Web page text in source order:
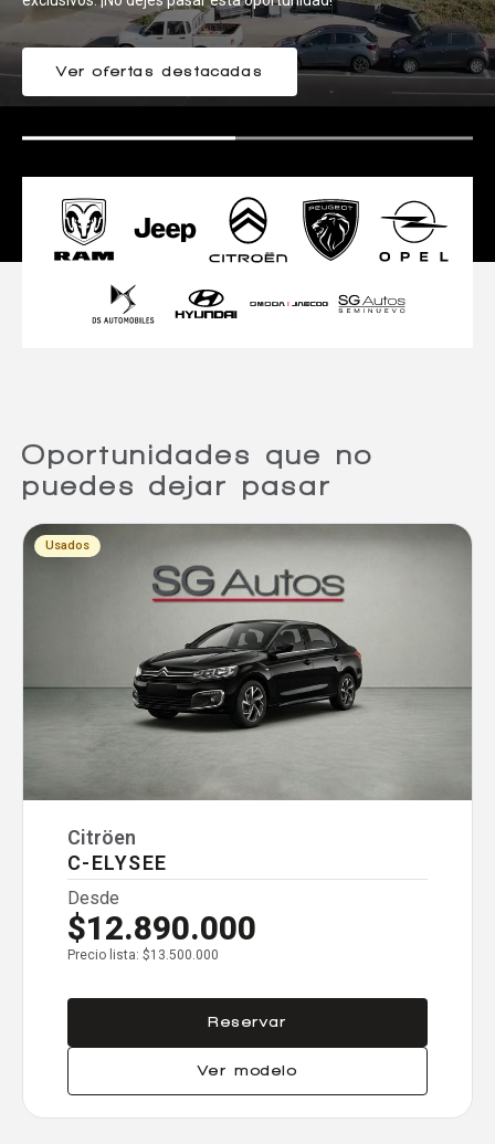
Ver ofertas destacadas
¡PREVENTA AQUÍ!
Oportunidades que no
puedes dejar pasar
Usados
Citröen
C-ELYSEE
Desde
$12.890.000
Precio lista: $13.500.000
Reservar
Ver modelo